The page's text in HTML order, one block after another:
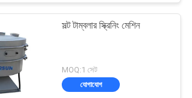
সল্ট টাম্বলার স্ক্রিনিং মেশিন
MOQ:1 সেট
যোগাযোগ